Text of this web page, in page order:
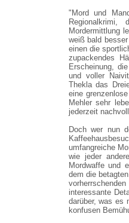
"Mord und
Mordermittlung
weiß bald
einen die
zupackendes
Erscheinung,
und voller
Thekla das
eine
Mehler sehr
jederzeit
Doch wer nun
umfangreiche
wie jeder
Mordwaffe und
dem die
interessante
darüber, was es
konfusen